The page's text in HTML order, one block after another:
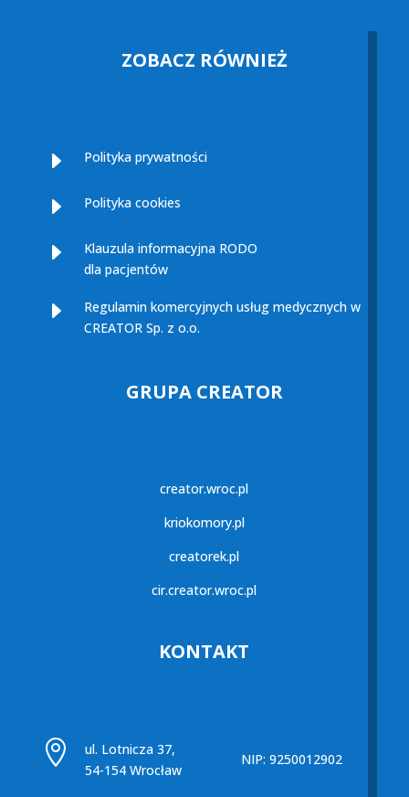
ZOBACZ RÓWNIEŻ
E Polityka prywatności
E Polityka cookies
E
Klauzula informacyjna RODO
dla pacjentów
E
Regulamin komercyjnych usług medycznych w
CREATOR Sp. z o.o.
GRUPA CREATOR
creator.wroc.pl
kriokomory.pl
creatorek.pl
cir.creator.wroc.pl
KONTAKT

ul. Lotnicza 37,
54-154 Wrocław
NIP: 9250012902